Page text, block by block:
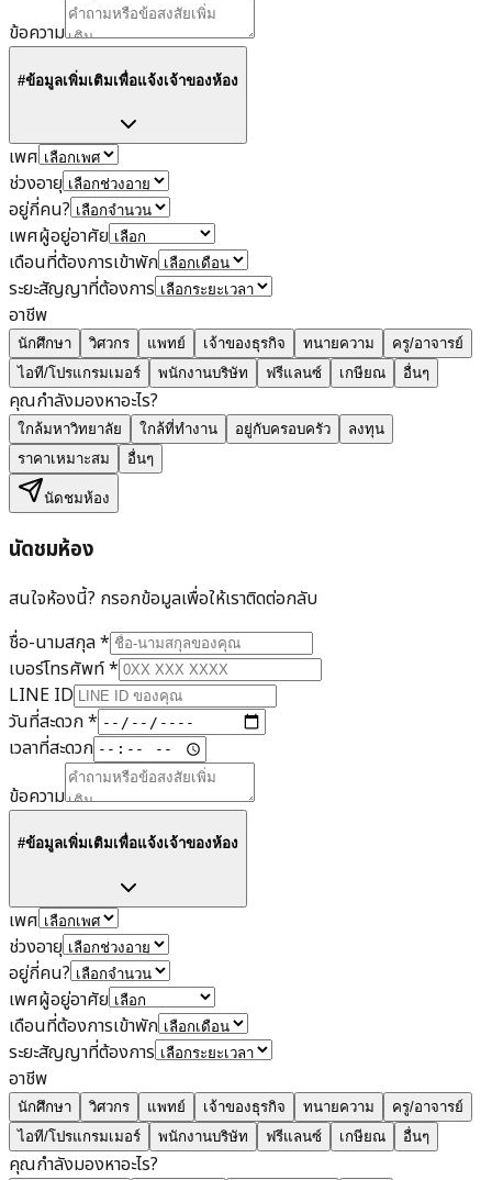
ข้อความ
#ข้อมูลเพิ่มเติมเพื่อแจ้งเจ้าของห้อง
เพศ
ช่วงอายุ
อยู่กี่คน?
เพศผู้อยู่อาศัย
เดือนที่ต้องการเข้าพัก
ระยะสัญญาที่ต้องการ
อาชีพ
นักศึกษา วิศวกร แพทย์ เจ้าของธุรกิจ ทนายความ
ครู/อาจารย์
ไอที/โปรแกรมเมอร์
พนักงานบริษัท ฟรีแลนซ์ เกษียณ อื่นๆ
คุณกำลังมองหาอะไร?
ใกล้มหาวิทยาลัย ใกล้ที่ทำงาน อยู่กับครอบครัว
ลงทุน
ราคาเหมาะสม
อื่นๆ
นัดชมห้อง
นัดชมห้อง
สนใจห้องนี้? กรอกข้อมูลเพื่อให้เราติดต่อกลับ
ชื่อ-นามสกุล*
เบอร์โทรศัพท์*
LINE ID
วันที่สะดวก*
เวลาที่สะดวก
ข้อความ
#ข้อมูลเพิ่มเติมเพื่อแจ้งเจ้าของห้อง
เพศ
ช่วงอายุ
อยู่กี่คน?
เพศผู้อยู่อาศัย
เดือนที่ต้องการเข้าพัก
ระยะสัญญาที่ต้องการ
อาชีพ
นักศึกษา วิศวกร แพทย์ เจ้าของธุรกิจ ทนายความ
ครู/อาจารย์
ไอที/โปรแกรมเมอร์
พนักงานบริษัท ฟรีแลนซ์ เกษียณ อื่นๆ
คุณกำลังมองหาอะไร?